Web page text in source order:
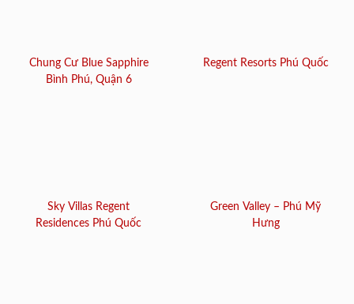
Chung Cư Blue Sapphire
Bình Phú, Quận 6
Regent Resorts Phú Quốc
Sky Villas Regent
Residences Phú Quốc
Green Valley – Phú Mỹ
Hưng